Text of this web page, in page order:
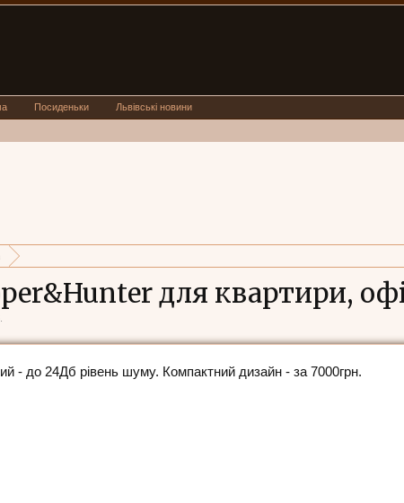
для квартири,
- до 24Дб рівень шуму. Компактний дизайн - за 7000грн.
Посиденьки Львівські новини